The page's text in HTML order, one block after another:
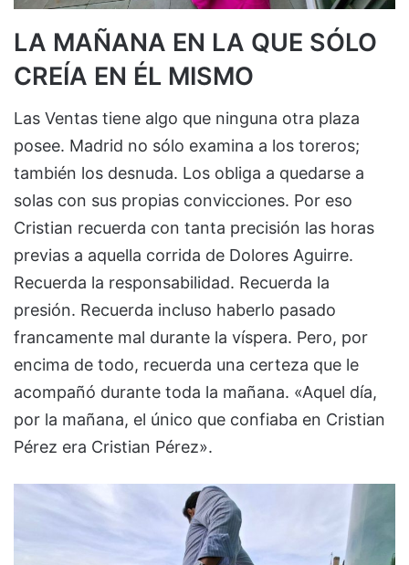
LA MAÑANA EN LA QUE SÓLO
CREÍA EN ÉL MISMO
Las Ventas tiene algo que ninguna otra plaza
posee. Madrid no sólo examina a los toreros;
también los desnuda. Los obliga a quedarse a
solas con sus propias convicciones. Por eso
Cristian recuerda con tanta precisión las horas
previas a aquella corrida de Dolores Aguirre.
Recuerda la responsabilidad. Recuerda la
presión. Recuerda incluso haberlo pasado
francamente mal durante la víspera. Pero, por
encima de todo, recuerda una certeza que le
acompañó durante toda la mañana. «Aquel día,
por la mañana, el único que confiaba en Cristian
Pérez era Cristian Pérez».